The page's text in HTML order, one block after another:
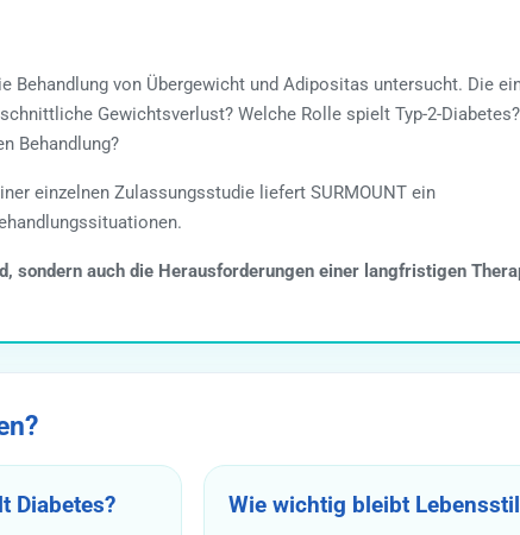
von Übergewicht und Adipositas untersucht. Die
Gewichtsverlust? Welche Rolle spielt Typ-2-
Behandlung?
einzelnen Zulassungsstudie liefert SURMOUNT ein
sondern auch die Herausforderungen einer langfristigen
Diabetes? Wie wichtig bleibt